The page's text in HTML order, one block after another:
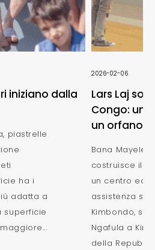
iniziano dalla
piastrelle
ha i
adatta a
superficie
2026-02-06
Lars Laj
Congo: un
un
Bana Mayele
costruisce il
un centro
assistenza
Kimbondo,
Ngafula a
della